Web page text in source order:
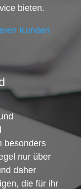
bieten.
Kunden
besonders
nur über
daher
die für ihr